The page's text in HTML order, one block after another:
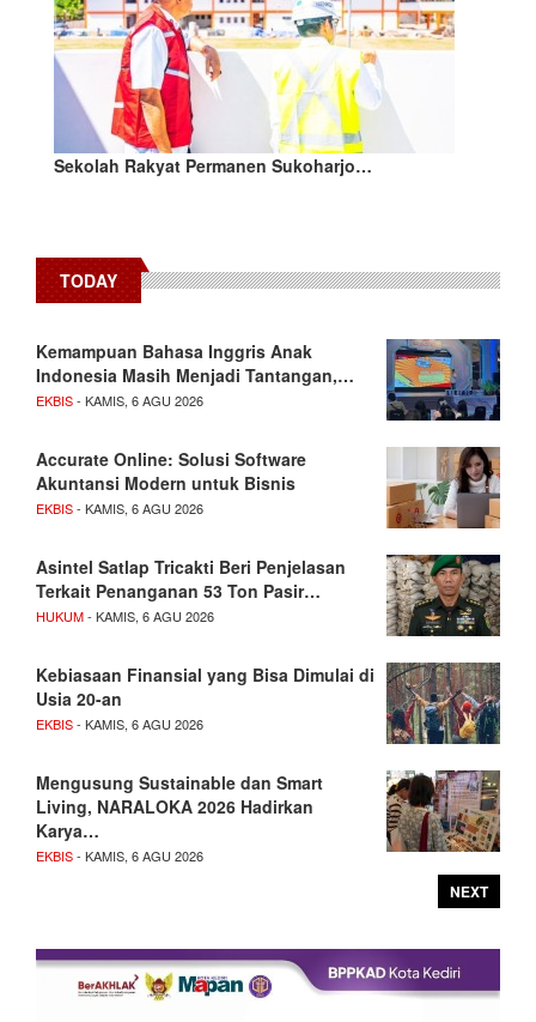
Sekolah Rakyat Permanen Sukoharjo…
TODAY
Kemampuan Bahasa Inggris Anak
Indonesia Masih Menjadi Tantangan,…
EKBIS- KAMIS, 6 AGU 2026
Accurate Online: Solusi Software
Akuntansi Modern untuk Bisnis
EKBIS- KAMIS, 6 AGU 2026
Asintel Satlap Tricakti Beri Penjelasan
Terkait Penanganan 53 Ton Pasir…
HUKUM- KAMIS, 6 AGU 2026
Kebiasaan Finansial yang Bisa Dimulai di
Usia 20-an
EKBIS- KAMIS, 6 AGU 2026
Mengusung Sustainable dan Smart
Living, NARALOKA 2026 Hadirkan
Karya…
EKBIS- KAMIS, 6 AGU 2026
NEXT